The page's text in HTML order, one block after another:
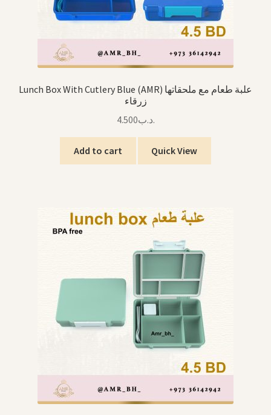
Lunch Box With Cutlery Blue (AMR) علبة طعام مع ملحقاتها
زرقاء
.د.ب4.500
Add to cart Quick View